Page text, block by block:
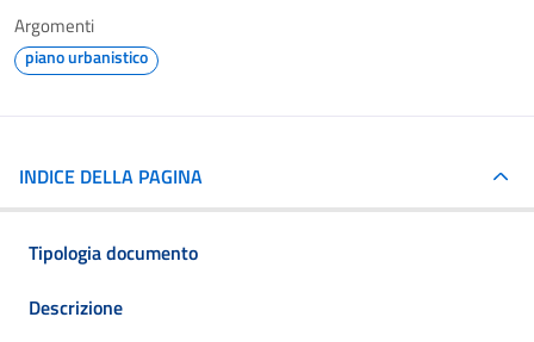
Argomenti
piano urbanistico
INDICE DELLA PAGINA
Tipologia documento
Descrizione